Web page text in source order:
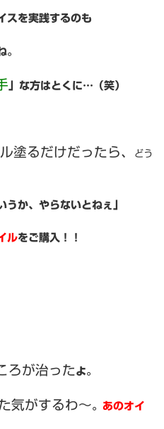
スを実践するのも
。
」な方はとくに…（笑）
塗るだけだったら、
どう
うか、やらないとねぇ」
ルをご購入！！
ろが治ったよ。
気がするわ〜。 あのオイ